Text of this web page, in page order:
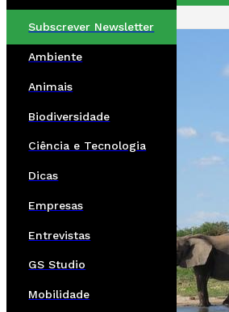
Subscrever Newsletter
Ambiente
Animais
Biodiversidade
Ciência e Tecnologia
Dicas
Empresas
Entrevistas
GS Studio
Mobilidade